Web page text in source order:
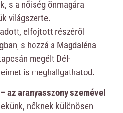
s a nőiség önmagára
világszerte.
elfojtott részéről
s hozzá a Magdaléna
megélt Dél-
is meghallgathatod.
az aranyasszony szemével
nőknek különösen